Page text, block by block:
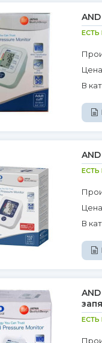
ЕСТЬ
В
ЕСТЬ
В
ЕСТЬ